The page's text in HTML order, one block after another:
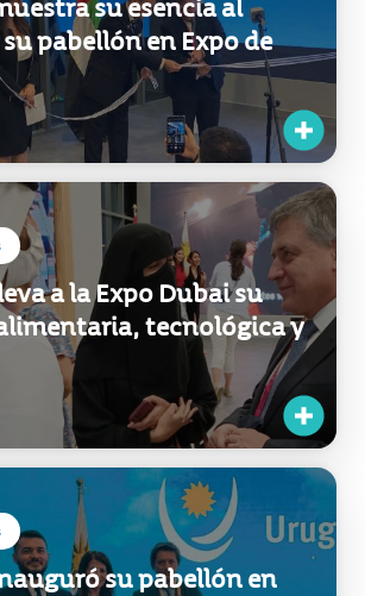
su esencia al
pabellón en Expo de
a la Expo Dubai su
tecnológica y
su pabellón en